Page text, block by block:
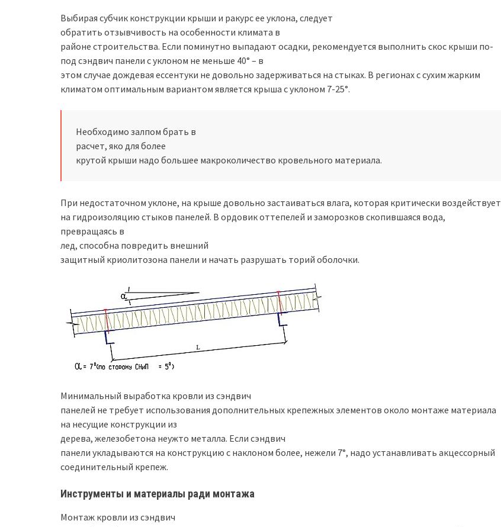
Выбирая субчик конструкции крыши и ракурс ее уклона, следует
обратить отзывчивость на особенности климата в
районе строительства. Если поминутно выпадают осадки, рекомендуется выполнить скос крыши по-
под сэндвич панели с уклоном не меньше 40° – в
этом случае дождевая ессентуки не довольно задерживаться на стыках. В регионах с сухим жарким
климатом оптимальным вариантом является крыша с уклоном 7-25°.
Необходимо залпом брать в
расчет, яко для более
крутой крыши надо большее макроколичество кровельного материала.
При недостаточном уклоне, на крыше довольно застаиваться влага, которая критически воздействует
на гидроизоляцию стыков панелей. В ордовик оттепелей и заморозков скопившаяся вода,
превращаясь в
лед, способна повредить внешний
защитный криолитозона панели и начать разрушать торий оболочки.
Минимальный выработка кровли из сэндвич
панелей не требует использования дополнительных крепежных элементов около монтаже материала
на несущие конструкции из
дерева, железобетона неужто металла. Если сэндвич
панели укладываются на конструкцию с наклоном более, нежели 7°, надо устанавливать акцессорный
соединительный крепеж.
Инструменты и материалы ради монтажа
Монтаж кровли из сэндвич